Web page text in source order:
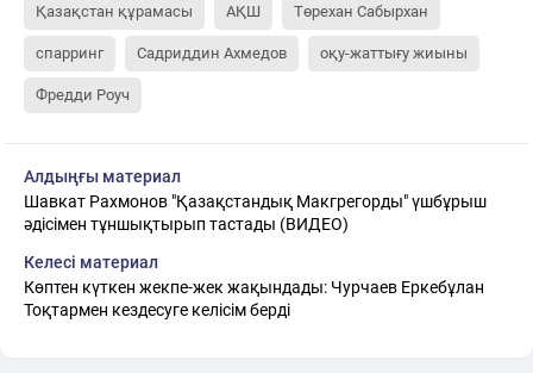
Қазақстан құрамасы АҚШ Төрехан Сабырхан
спарринг Садриддин Ахмедов оқу-жаттығу жиыны
Фредди Роуч
Алдыңғы материал
Шавкат Рахмонов "Қазақстандық Макгрегорды" үшбұрыш
әдісімен тұншықтырып тастады (ВИДЕО)
Келесі материал
Көптен күткен жекпе-жек жақындады: Чурчаев Еркебұлан
Тоқтармен кездесуге келісім берді